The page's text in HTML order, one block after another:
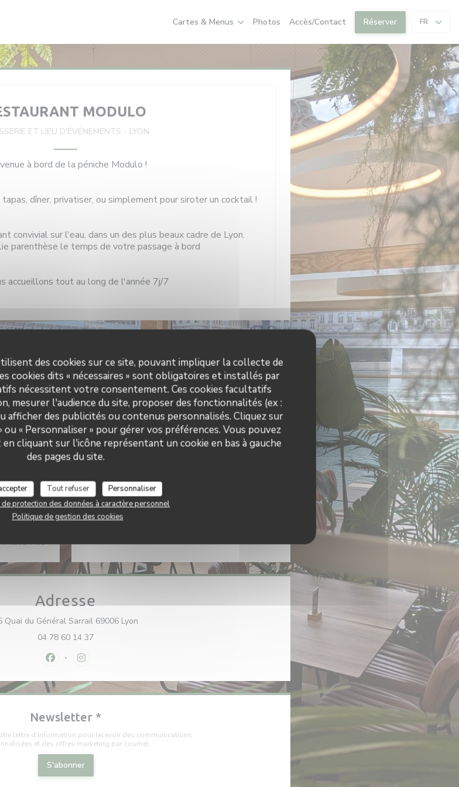
des cookies sur ce site, pouvant impliquer la collecte de
cookies dits « nécessaires » sont obligatoires et installés par
nécessitent votre consentement. Ces cookies facultatifs
mesurer l'audience du site, proposer des fonctionnalités (ex :
afficher des publicités ou contenus personnalisés. Cliquez sur
« Personnaliser » pour gérer vos préférences. Vous pouvez
cliquant sur l'icône représentant un cookie en bas à gauche
des pages du site.
Tout refuser
Personnaliser
protection des données à caractère personnel
Politique de gestion des cookies
Cartes & Menus Photos Accès/Contact Réserver FR
MODULO
ET LIEU D'ÉVÉNEMENTS - LYON
à bord de la péniche Modulo !
dîner, privatiser, ou simplement pour siroter un cocktail !
convivial sur l'eau, dans un des plus beaux cadre de Lyon.
parenthèse le temps de votre passage à bord
accueillons tout au long de l'année 7j/7
Bleue,
Visa
Horaires
Lun -Ven 10h00 - 01h00
Sam-Dim 09h00 - 01h00
Adresse
Quai du Général Sarrail 69006 Lyon
04 78 60 14 37
Facebook ((ouvre une nouvelle fenêtre))
Instagram ((ouvre une nouvelle fenêtre))
Newsletter *
lettre d'information pour recevoir des communications
et des offres marketing par courriel.
S'abonner
Restaurant Modulo